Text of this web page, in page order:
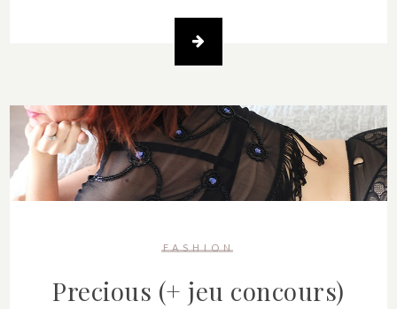
FASHION
Precious (+ jeu concours)